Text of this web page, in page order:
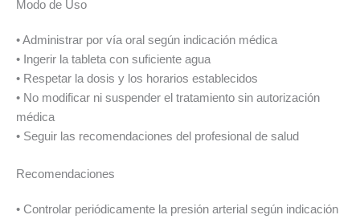
Modo de Uso
• Administrar por vía oral según indicación médica
• Ingerir la tableta con suficiente agua
• Respetar la dosis y los horarios establecidos
• No modificar ni suspender el tratamiento sin autorización
médica
• Seguir las recomendaciones del profesional de salud
Recomendaciones
• Controlar periódicamente la presión arterial según indicación